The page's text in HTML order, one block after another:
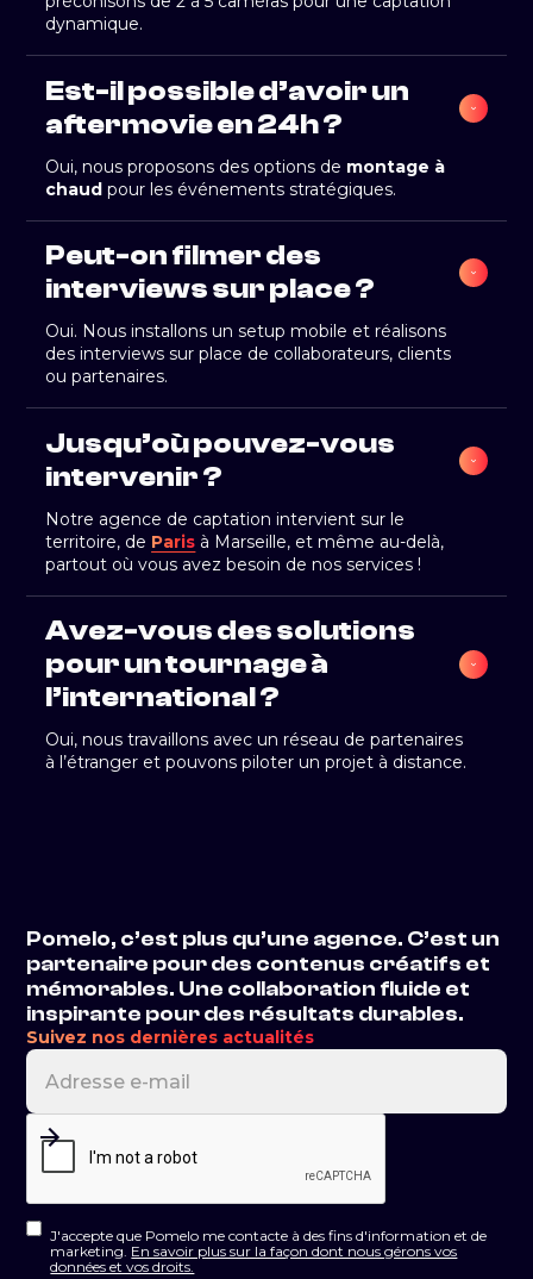
dynamique.
Est-il possible d’avoir un
aftermovie en 24h ?
Oui, nous proposons des options de montage à
chaud pour les événements stratégiques.
Peut-on filmer des
interviews sur place ?
Oui. Nous installons un setup mobile et réalisons
des interviews sur place de collaborateurs, clients
ou partenaires.
Jusqu’où pouvez-vous
intervenir ?
Notre agence de captation intervient sur le
territoire, de Paris à Marseille, et même au-delà,
partout où vous avez besoin de nos services !
Avez-vous des solutions
pour un tournage à
l’international ?
Oui, nous travaillons avec un réseau de partenaires
à l’étranger et pouvons piloter un projet à distance.
Pomelo, c’est plus qu’une agence. C’est un
partenaire pour des contenus créatifs et
mémorables. Une collaboration fluide et
inspirante pour des résultats durables.
Suivez nos dernières actualités
J'accepte que Pomelo me contacte à des fins d'information et de
marketing. En savoir plus sur la façon dont nous gérons vos
données et vos droits.